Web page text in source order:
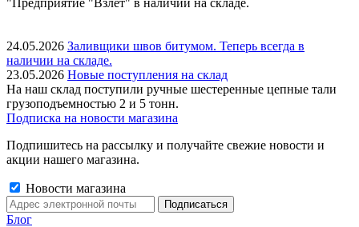
"Предприятие "Взлет" в наличии на складе.
24.05.2026 Заливщики швов битумом. Теперь всегда в
наличии на складе.
23.05.2026 Новые поступления на склад
На наш склад поступили ручные шестеренные цепные тали
грузоподъемностью 2 и 5 тонн.
Подписка на новости магазина
Подпишитесь на рассылку и получайте свежие новости и
акции нашего магазина.
Новости магазина
Блог